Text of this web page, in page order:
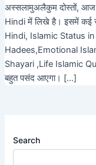
अस्सलामुअलैकुम दोस्तों,
Hindi में लिखे है। इसमें कई
Hindi, Islamic Status
Hadees,Emotional
Shayari ,Life Islamic
बहुत पसंद आएगा। […]
Search